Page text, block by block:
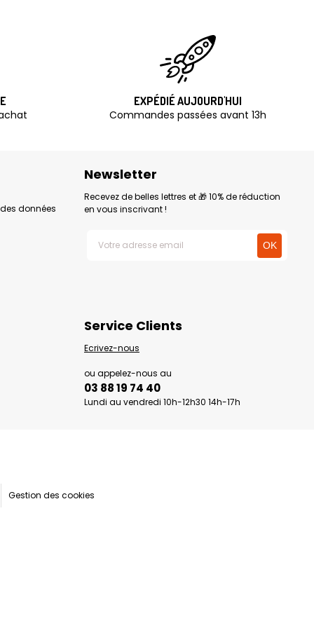
EXPÉDIÉ AUJOURD'HUI
Commandes passées avant 13h
données
Newsletter
Recevez de belles lettres et 🎁 10% de réduction
en vous inscrivant !
Service Clients
Ecrivez-nous
ou appelez-nous au
03 88 19 74 40
Lundi au vendredi 10h-12h30 14h-17h
Gestion des cookies